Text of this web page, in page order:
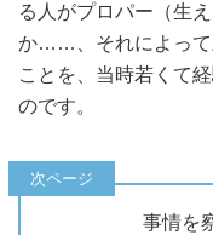
る人がプロパー（生
か……、それによって
ことを、当時若くて
のです。
事情を